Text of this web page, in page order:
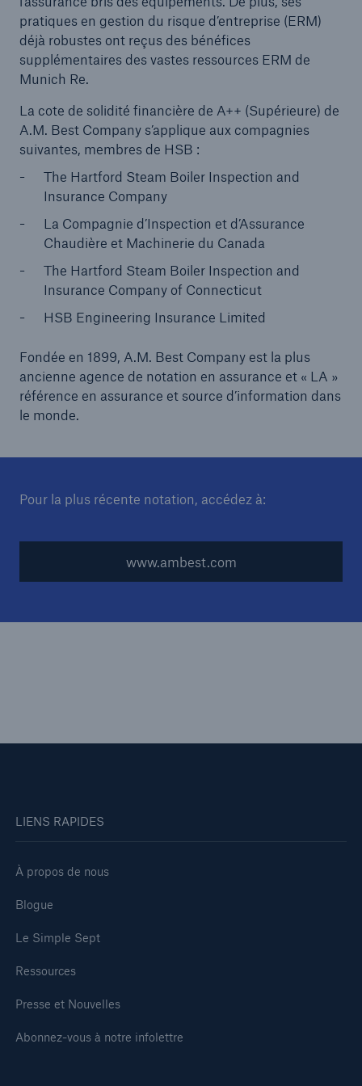
pratiques en gestion du risque d’entreprise (ERM)
déjà robustes ont reçus des bénéfices
supplémentaires des vastes ressources ERM de
Munich Re.
La cote de solidité financière de A++ (Supérieure) de
A.M. Best Company s’applique aux compagnies
suivantes, membres de HSB :
The Hartford Steam Boiler Inspection and
Insurance Company
La Compagnie d’Inspection et d’Assurance
Chaudière et Machinerie du Canada
The Hartford Steam Boiler Inspection and
Insurance Company of Connecticut
HSB Engineering Insurance Limited
Fondée en 1899, A.M. Best Company est la plus
ancienne agence de notation en assurance et « LA »
référence en assurance et source d’information dans
le monde.
Pour la plus récente notation, accédez à:
www.ambest.com
LIENS RAPIDES
À propos de nous
Blogue
Le Simple Sept
Ressources
Presse et Nouvelles
Abonnez-vous à notre infolettre